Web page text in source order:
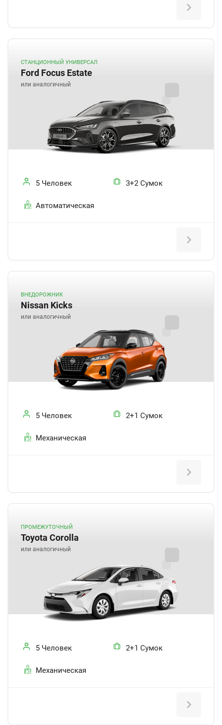
СТАНЦИОННЫЙ УНИВЕРСАЛ
Ford Focus Estate
или аналогичный
5 Человек 3+2 Сумок
Автоматическая
ВНЕДОРОЖНИК
Nissan Kicks
или аналогичный
5 Человек 2+1 Сумок
Механическая
ПРОМЕЖУТОЧНЫЙ
Toyota Corolla
или аналогичный
5 Человек 2+1 Сумок
Механическая